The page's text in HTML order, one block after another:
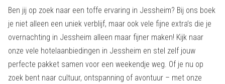
Ben jij op zoek naar een toffe ervaring in Jessheim? Bij ons boek
je niet alleen een uniek verblijf, maar ook vele fijne extra’s die je
overnachting in Jessheim alleen maar fijner maken! Kijk naar
onze vele hotelaanbiedingen in Jessheim en stel zelf jouw
perfecte pakket samen voor een weekendje weg. Of je nu op
zoek bent naar cultuur, ontspanning of avontuur – met onze